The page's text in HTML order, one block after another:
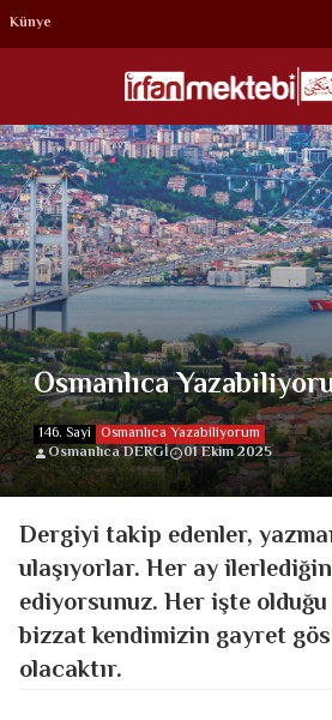
Künye
Osmanlıca
146. Sayi Osmanlıca Yazabiliyorum
Osmanlıca DERGİ
01 Ekim 2025
Dergiyi takip edenler,
ulaşıyorlar. Her ay
ediyorsunuz. Her işte
bizzat kendimizin gayret
olacaktır.